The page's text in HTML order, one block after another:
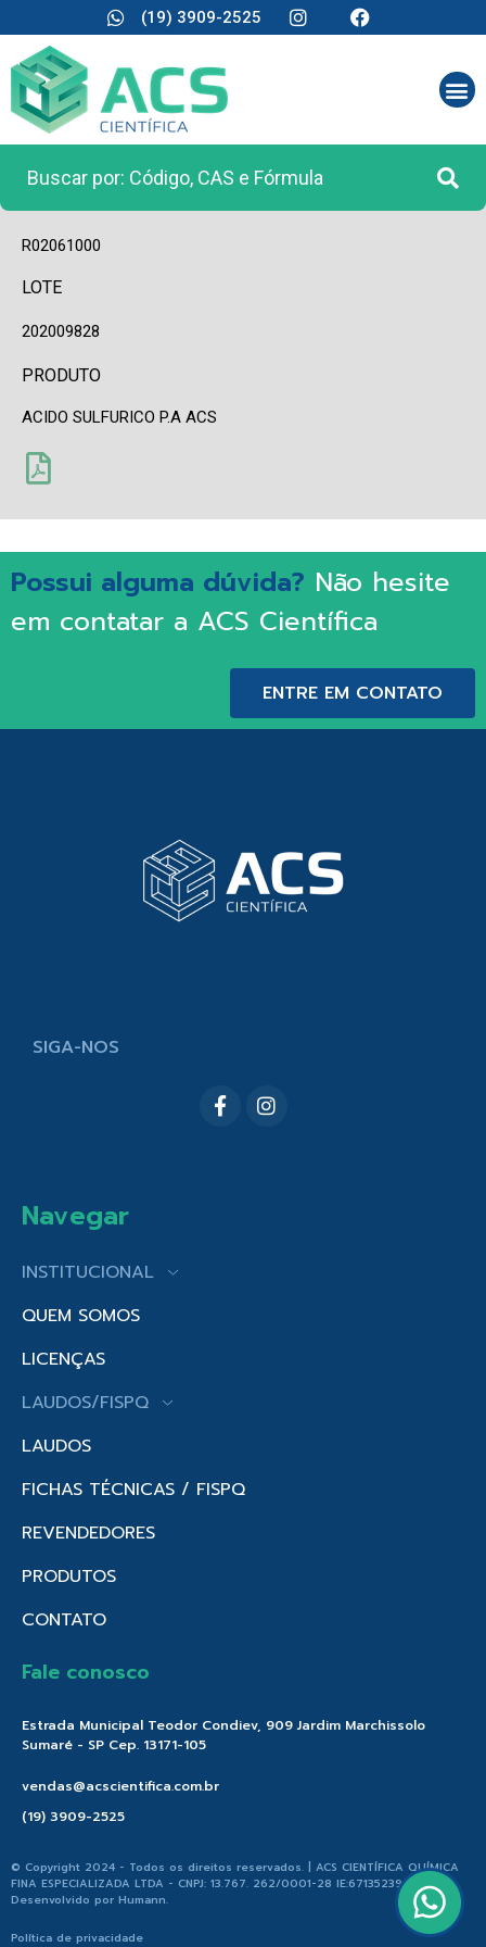
(19) 3909-2525
R02061000
LOTE
202009828
PRODUTO
ACIDO SULFURICO P.A ACS
Possui alguma dúvida? Não hesite
em contatar a ACS Científica
ENTRE EM CONTATO
SIGA-NOS
Navegar
INSTITUCIONAL
QUEM SOMOS
LICENÇAS
LAUDOS/FISPQ
LAUDOS
FICHAS TÉCNICAS / FISPQ
REVENDEDORES
PRODUTOS
CONTATO
Fale conosco
Estrada Municipal Teodor Condiev, 909 Jardim Marchissolo
Sumaré - SP Cep. 13171-105
vendas@acscientifica.com.br
(19) 3909-2525
© Copyright 2024 - Todos os direitos reservados. | ACS CIENTÍFICA QUÍMICA
FINA ESPECIALIZADA LTDA - CNPJ: 13.767. 262/0001-28 IE:671352396.176 |
Desenvolvido por Humann.
Política de privacidade